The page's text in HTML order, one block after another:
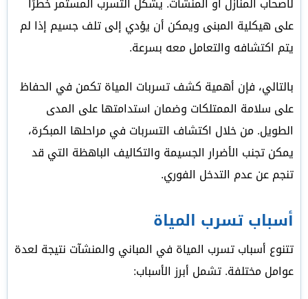
على هيكلية المبنى ويمكن أن يؤدي إلى تلف جسيم إذا لم
يتم اكتشافه والتعامل معه بسرعة.
بالتالي، فإن أهمية كشف تسربات المياة تكمن في الحفاظ
على سلامة الممتلكات وضمان استدامتها على المدى
الطويل. من خلال اكتشاف التسربات في مراحلها المبكرة،
يمكن تجنب الأضرار الجسيمة والتكاليف الباهظة التي قد
تنجم عن عدم التدخل الفوري.
أسباب تسرب المياة
تتنوع أسباب تسرب المياة في المباني والمنشآت نتيجة لعدة
عوامل مختلفة. تشمل أبرز الأسباب: